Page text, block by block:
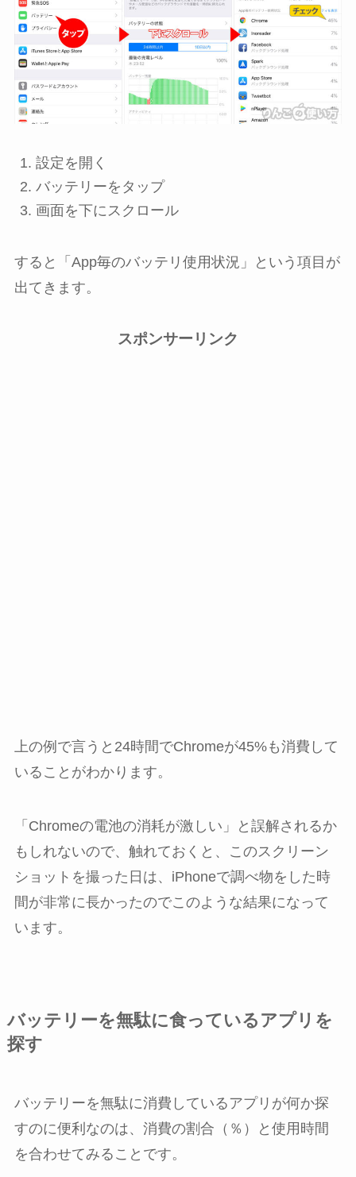
設定 を開く
バッテリーをタップ
画面を下にスクロール
すると「App毎のバッテリ使用状況」という項目が
出てきます。
スポンサーリンク
上の例で言うと24時間でChromeが45%も消費して
いることがわかります。
「Chromeの電池の消耗が激しい」と誤解されるか
もしれないので、触れておくと、このスクリーン
ショットを撮った日は、iPhoneで調べ物をした時
間が非常に長かったのでこのような結果になって
います。
バッテリーを無駄に食っているアプリを
探す
バッテリーを無駄に消費しているアプリが何か探
すのに便利なのは、消費の割合（％）と使用時間
を合わせてみることです。